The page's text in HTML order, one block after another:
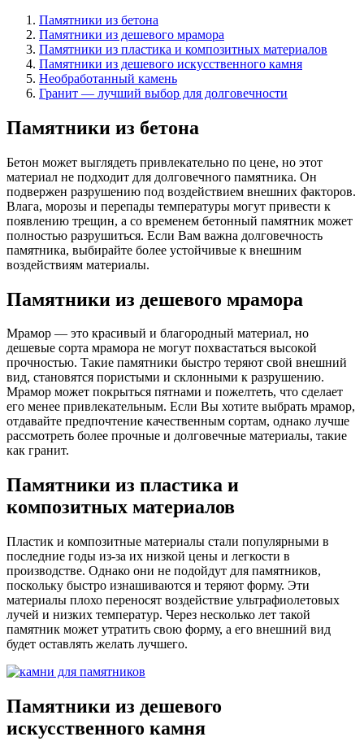
Памятники из бетона
Памятники из дешевого мрамора
Памятники из пластика и композитных материалов
Памятники из дешевого искусственного камня
Необработанный камень
Гранит — лучший выбор для долговечности
Памятники из бетона
Бетон может выглядеть привлекательно по цене, но этот
материал не подходит для долговечного памятника. Он
подвержен разрушению под воздействием внешних факторов.
Влага, морозы и перепады температуры могут привести к
появлению трещин, а со временем бетонный памятник может
полностью разрушиться. Если Вам важна долговечность
памятника, выбирайте более устойчивые к внешним
воздействиям материалы.
Памятники из дешевого мрамора
Мрамор — это красивый и благородный материал, но
дешевые сорта мрамора не могут похвастаться высокой
прочностью. Такие памятники быстро теряют свой внешний
вид, становятся пористыми и склонными к разрушению.
Мрамор может покрыться пятнами и пожелтеть, что сделает
его менее привлекательным. Если Вы хотите выбрать мрамор,
отдавайте предпочтение качественным сортам, однако лучше
рассмотреть более прочные и долговечные материалы, такие
как гранит.
Памятники из пластика и
композитных материалов
Пластик и композитные материалы стали популярными в
последние годы из-за их низкой цены и легкости в
производстве. Однако они не подойдут для памятников,
поскольку быстро изнашиваются и теряют форму. Эти
материалы плохо переносят воздействие ультрафиолетовых
лучей и низких температур. Через несколько лет такой
памятник может утратить свою форму, а его внешний вид
будет оставлять желать лучшего.
Памятники из дешевого
искусственного камня